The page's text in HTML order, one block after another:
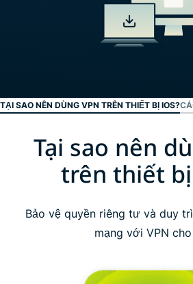
TẠI SAO NÊN DÙNG VPN TRÊN THIẾT BỊ IOS?
Tại sao nên dùng VPN trên thiết
Cách thiết lập ExpressVPN trên
Xem: Cách tải ExpressVPN trên
Những điều cần lưu ý khi chọn
Tại sao nên
trên thiết bị
Bảo vệ quyền riêng tư và duy
mạng với VPN cho